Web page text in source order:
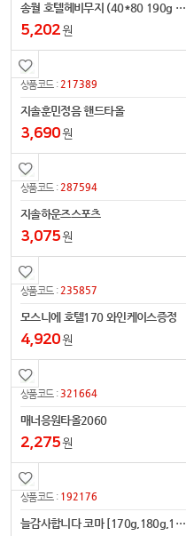
송월 호텔헤비무지 (40*80 190g 코마사30수)
5,202원
상품코드 :217389
지솔훈민정음 핸드타올
3,690원
상품코드 :287594
지솔하운즈스포츠
3,075원
상품코드 :235857
모스니에 호텔170 와인케이스증정
4,920원
상품코드 :321664
매너응원타올2060
2,275원
상품코드 : 192176
늘감사합니다 코마 [170g,180g,190g]